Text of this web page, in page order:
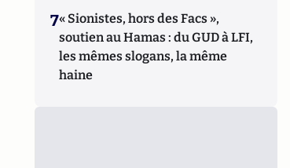
7« Sionistes, hors des Facs »,
soutien au Hamas : du GUD à LFI,
les mêmes slogans, la même
haine